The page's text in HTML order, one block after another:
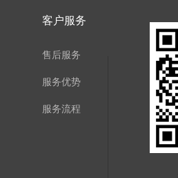
客户服务
售后服务
服务优势
服务流程